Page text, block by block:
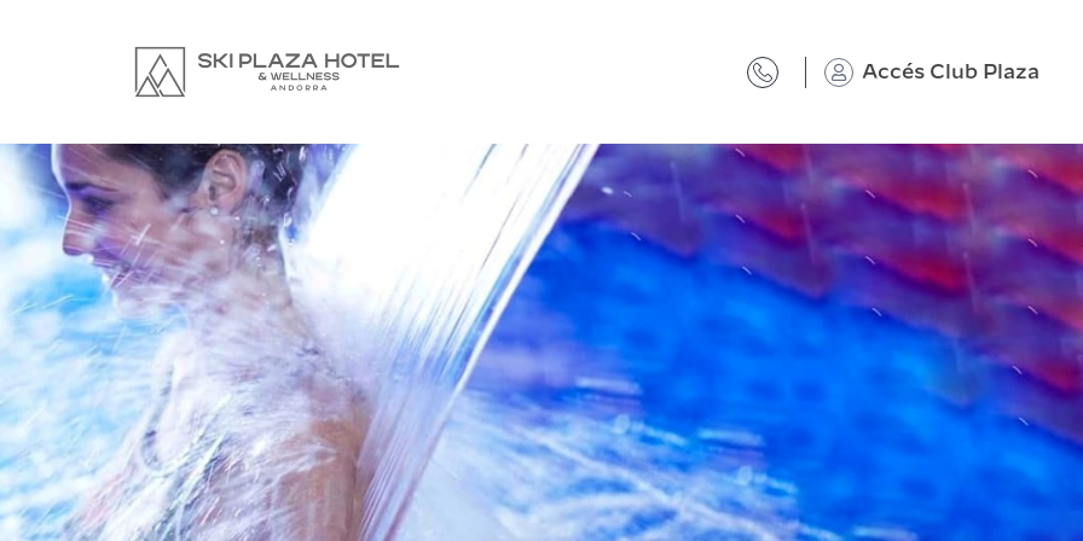
Accés Club Plaza